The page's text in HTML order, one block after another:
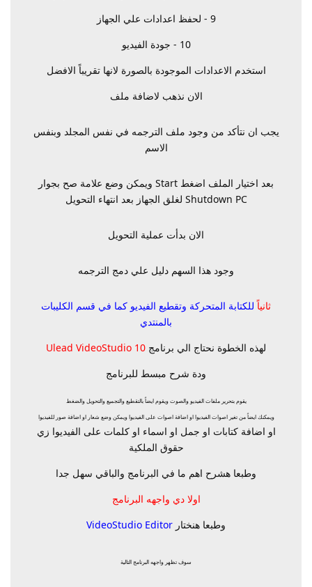
9 - لحفظ اعدادات علي الجهاز
10 - جودة الفيديو
استخدم الاعدادات الموجودة بالصورة لانها تقريباً الافضل
الان نذهب لاضافة ملف
يجب ان نتأكد من وجود ملف الترجمه في نفس المجلد وبنفس
الاسم
بعد اختيار الملف اضغط Start ويمكن وضع علامة صح بجوار
Shutdown PC لغلق الجهاز بعد انتهاء التحويل
الان بدأت عملية التحويل
وجود هذا السهم دليل علي دمج الترجمه
ثانياً للكتابة المتحركة وتقطيع الفيديو كما في قسم الكليبات
بالمنتدي
لهذه الخطوة نحتاج الي برنامج Ulead VideoStudio 10
ودة شرح مبسط للبرنامج
يقوم بتحرير ملفات الفيديو والصوت ويقوم ايضاً بالتقطيع والتجميع والتحويل والضغط
ويمكنك ايضاً من تغير اصوات الفيديوا او اضافة اصوات على الفيديوا ويمكن وضع شعار او اضافة صور للفيديوا
او اضافة كتابات او جمل او اسماء او كلمات على الفيديوا زي
حقوق الملكية
وطبعا هشرح اهم ما في البرنامج والباقي سهل جدا
اولا دي واجهه البرنامج
وطبعا هنختار VideoStudio Editor
سوف تظهر واجهه البرنامج التالية